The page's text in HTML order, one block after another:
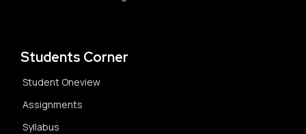
Students Corner
Student Oneview
Assignments
Syllabus